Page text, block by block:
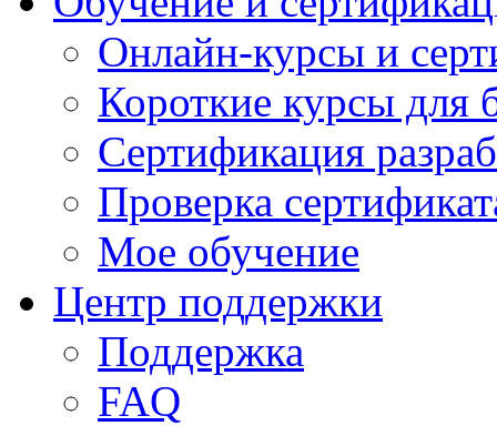
Онлайн-курсы и
Короткие курсы для
Сертификация
Проверка
Мое обучение
Центр поддержки
Поддержка
FAQ